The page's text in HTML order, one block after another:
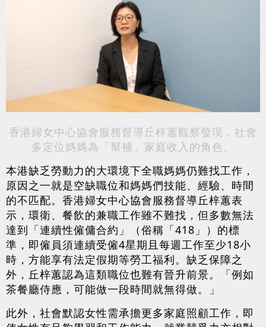
香港婦女中心協會服務督導丘梓蕙觀察發現，社會
多定位媽媽為「幫補」家庭收入的角色。
本港缺乏勞動力的大環境下全職媽媽仍難找工作，
原因之一就是空缺職位和媽媽們技能、經驗、時間
的不匹配。香港婦女中心協會服務督導丘梓蕙表
示，環衛、餐飲的兼職工作雖不難找，但多數無法
達到「連續性僱傭合約」（俗稱「418」）的標
準，即僱員須連續受僱4星期且每週工作至少18小
時，方能享有法定假期等勞工福利。缺乏保障之
外，丘梓蕙認為這類職位也難有晉升前景。「例如
茶餐廳侍應，可能做一段時間就無得做。」
此外，社會默認女性需承擔更多家庭照顧工作，即